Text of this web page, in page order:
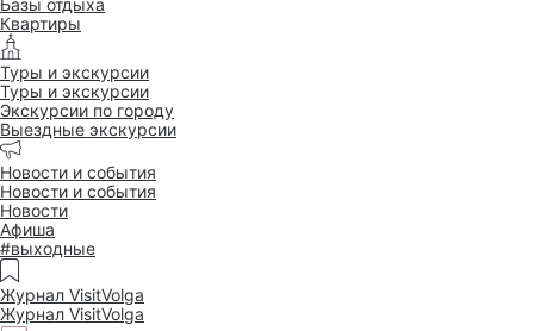
Базы отдыха
Квартиры
Туры и экскурсии
Туры и экскурсии
Экскурсии по городу
Выездные экскурсии
Новости и события
Новости и события
Новости
Афиша
#выходные
Журнал VisitVolga
Журнал VisitVolga